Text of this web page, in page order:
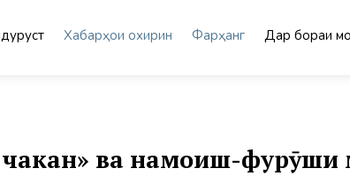
Хабарҳои охирин Фарҳанг Дар бораи мо
ва намоиш-фурӯши